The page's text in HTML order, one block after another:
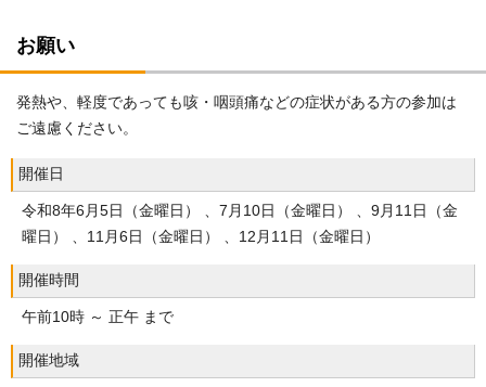
お願い
発熱や、軽度であっても咳・咽頭痛などの症状がある方の参加は
ご遠慮ください。
開催日
令和8年6月5日（金曜日） 、7月10日（金曜日） 、9月11日（金
曜日） 、11月6日（金曜日） 、12月11日（金曜日）
開催時間
午前10時 ～ 正午 まで
開催地域